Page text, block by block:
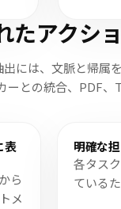
たアクシ
出には、文脈と帰
ーとの統合、PDF
表
ら
メ
明確な
各タス
ている